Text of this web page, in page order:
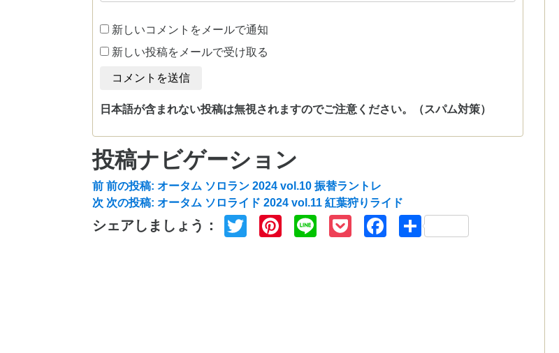
新しいコメントをメールで通知
新しい投稿をメールで受け取る
日本語が含まれない投稿は無視されますのでご注意ください。（スパム対策）
投稿ナビゲーション
前 前の投稿: オータム ソロラン 2024 vol.10 振替ラントレ
次 次の投稿: オータム ソロライド 2024 vol.11 紅葉狩りライド
シェアしましょう： TwitterPinterest
Line PocketFacebook
共